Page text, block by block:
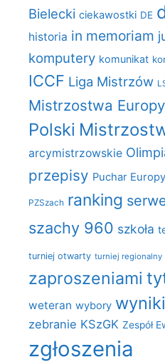
Bielecki ciekawostki DE
historia in memoriam
komputery komunikat
ICCF Liga Mistrzów
Mistrzostwa Europy
Polski
arcymistrzowskie
przepisy Puchar Europy
PZSzach ranking
szachy 960 szkoła
turniej otwarty turniej regionalny
zaproszeniami
weteran wybory wyniki
zebranie KSzGK Zespół
zgłoszenia